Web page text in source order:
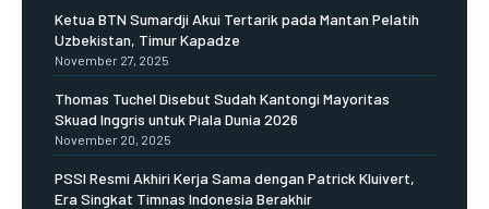
Ketua BTN Sumardji Akui Tertarik pada Mantan Pelatih
Uzbekistan, Timur Kapadze
November 27, 2025
Thomas Tuchel Disebut Sudah Kantongi Mayoritas
Skuad Inggris untuk Piala Dunia 2026
November 20, 2025
PSSI Resmi Akhiri Kerja Sama dengan Patrick Kluivert,
Era Singkat Timnas Indonesia Berakhir